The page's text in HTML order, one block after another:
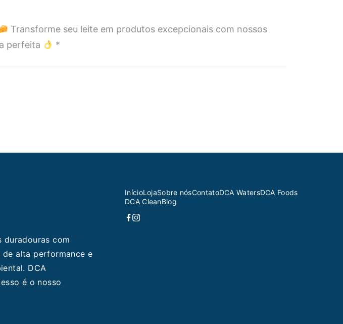
Transforme seu leite em produtos excepcionais com nossos
perfeita *
duradouras com
alta performance e
DCA
é o nosso
InícioLojaSobre nósContatoDCA WatersDCA Foods
DCA CleanBlog